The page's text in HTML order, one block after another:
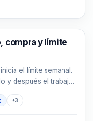
compra y límite
el límite semanal.
y después el trabajo
+3